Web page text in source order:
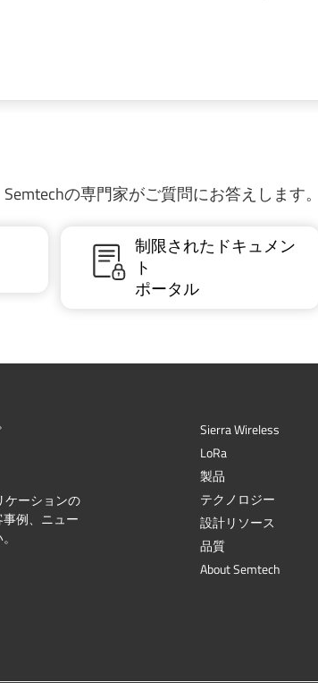
の専門家がご質問にお答えします。
制限されたドキュメン
ト
ポータル
ケーションの
例、ニュー
Sierra Wireless
LoRa
製品
テクノロジー
設計リソース
品質
About Semtech